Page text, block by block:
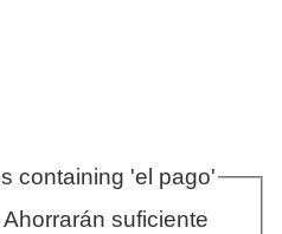
containing 'el pago'
suficiente